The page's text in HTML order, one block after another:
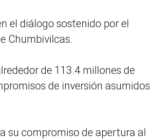
el diálogo sostenido por el
Chumbivilcas.
de 113.4 millones de
de inversión asumidos
su compromiso de apertura al